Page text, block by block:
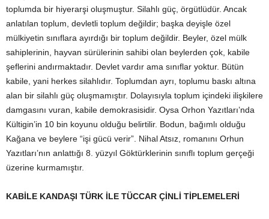
toplumda bir hiyerarşi oluşmuştur. Silahlı güç, örgütlüdür. Ancak
anlatılan toplum, devletli toplum değildir; başka deyişle özel
mülkiyetin sınıflara ayırdığı bir toplum değildir. Beyler, özel mülk
sahiplerinin, hayvan sürülerinin sahibi olan beylerden çok, kabile
şeflerini andırmaktadır. Devlet vardır ama sınıflar yoktur. Bütün
kabile, yani herkes silahlıdır. Toplumdan ayrı, toplumu baskı altına
alan bir silahlı güç oluşmamıştır. Dolayısıyla toplum içindeki ilişkilere
damgasını vuran, kabile demokrasisidir. Oysa Orhon Yazıtları’nda
Kültigin’in 10 bin koyunu olduğu belirtilir. Bodun, bağımlı olduğu
Kağana ve beylere “işi gücü verir”. Nihal Atsız, romanını Orhun
Yazıtları’nın anlattığı 8. yüzyıl Göktürklerinin sınıflı toplum gerçeği
üzerine kurmamıştır.
KABİLE KANDAŞI TÜRK İLE TÜCCAR ÇİNLİ TİPLEMELERİ